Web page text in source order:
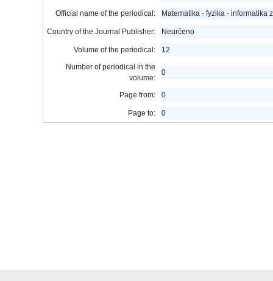
Official name of the periodical: Matematika - fyzika - informatika
Country of the Journal Publisher: Neurčeno
Volume of the periodical:
12
Number of periodical in the
volume:
0
Page from: 0
Page to: 0